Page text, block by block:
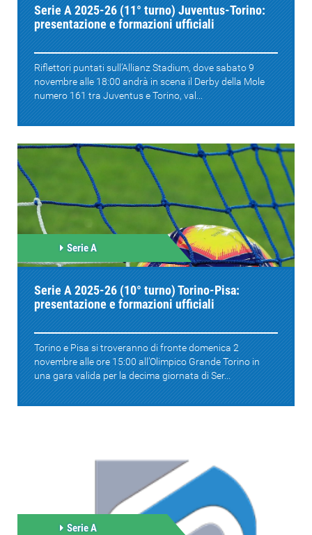
Serie A 2025-26 (11° turno) Juventus-Torino:
presentazione e formazioni ufficiali
Riflettori puntati sull’Allianz Stadium, dove sabato 9
novembre alle 18:00 andrà in scena il Derby della Mole
numero 161 tra Juventus e Torino, val...
Serie A
Serie A 2025-26 (10° turno) Torino-Pisa:
presentazione e formazioni ufficiali
Torino e Pisa si troveranno di fronte domenica 2
novembre alle ore 15:00 all’Olimpico Grande Torino in
una gara valida per la decima giornata di Ser...
Serie A